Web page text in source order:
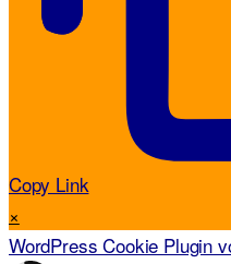
Copy Link
×
WordPress Cookie Plugin